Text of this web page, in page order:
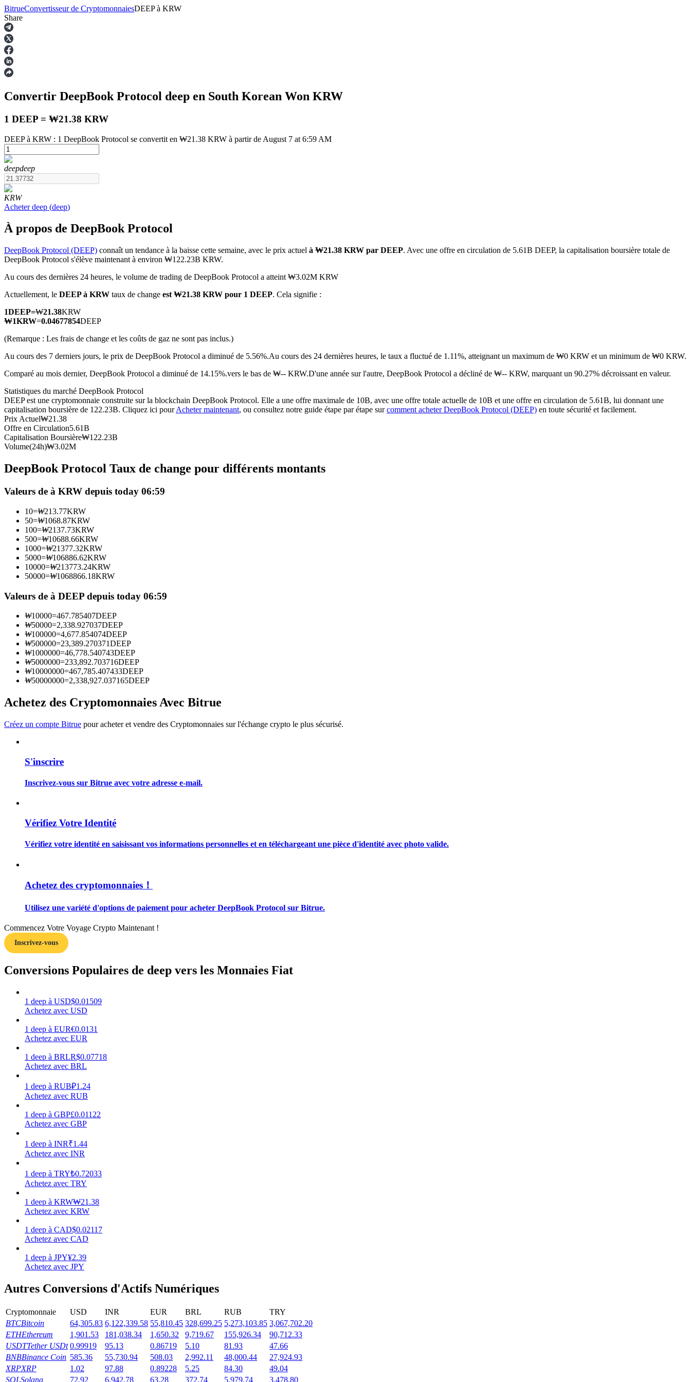
Contrats à terme
Futures USDT
Futures utilisant l'USDT comme garantie
Futures COIN-M
Contrats à terme sur crypto-monnaie
Futures utilisant l'USDC comme garantie
Copie de Trading
Rejoignez les meilleurs traders
Devenez un trader de copie
Information
Analyse de mégadonnées, y compris des informations commerciales, etc.
Guide
Stratégies de trading
Apprenez à rester rentable
Gagner
Gagnez quotidiennement des récompenses compétitives
BitrueConvertisseur de CryptomonnaiesDEEP à KRW
Share
Convertir DeepBook Protocol deep en South Korean Won KRW
1 DEEP = ₩21.38 KRW
DEEP à KRW : 1 DeepBook Protocol se convertit en ₩21.38 KRW à partir de August 7 at 6:59 AM
deepdeep
KRW
Acheter deep (deep)
À propos de DeepBook Protocol
DeepBook Protocol (DEEP) connaît un tendance à la baisse cette semaine, avec le prix actuel à ₩21.38 KRW par DEEP. Avec une offre en circulation de 5.61B DEEP, la capitalisation boursière totale de
DeepBook Protocol s'élève maintenant à environ ₩122.23B KRW.
Au cours des dernières 24 heures, le volume de trading de DeepBook Protocol a atteint ₩3.02M KRW
Actuellement, le DEEP à KRW taux de change est ₩21.38 KRW pour 1 DEEP. Cela signifie :
1DEEP=₩21.38KRW
₩1KRW=0.04677854DEEP
(Remarque : Les frais de change et les coûts de gaz ne sont pas inclus.)
Au cours des 7 derniers jours, le prix de DeepBook Protocol a diminué de 5.56%.Au cours des 24 dernières heures, le taux a fluctué de 1.11%, atteignant un maximum de ₩0 KRW et un minimum de ₩0 KRW.
Comparé au mois dernier, DeepBook Protocol a diminué de 14.15%.vers le bas de ₩-- KRW.D'une année sur l'autre, DeepBook Protocol a décliné de ₩-- KRW, marquant un 90.27% décroissant en valeur.
Statistiques du marché DeepBook Protocol
DEEP est une cryptomonnaie construite sur la blockchain DeepBook Protocol. Elle a une offre maximale de 10B, avec une offre totale actuelle de 10B et une offre en circulation de 5.61B, lui donnant une
capitalisation boursière de 122.23B. Cliquez ici pourAcheter maintenant, ou consultez notre guide étape par étape surcomment acheter DeepBook Protocol (DEEP) en toute sécurité et facilement.
Prix Actuel₩21.38
Offre en Circulation5.61B
Capitalisation Boursière₩122.23B
Volume(24h)₩3.02M
DeepBook Protocol Taux de change pour différents montants
Valeurs de à KRW depuis today 06:59
10=₩213.77KRW
50=₩1068.87KRW
100=₩2137.73KRW
500=₩10688.66KRW
1000=₩21377.32KRW
5000=₩106886.62KRW
10000=₩213773.24KRW
50000=₩1068866.18KRW
Valeurs de à DEEP depuis today 06:59
₩10000=467.785407DEEP
₩50000=2,338.927037DEEP
₩100000=4,677.854074DEEP
₩500000=23,389.270371DEEP
₩1000000=46,778.540743DEEP
₩5000000=233,892.703716DEEP
₩10000000=467,785.407433DEEP
₩50000000=2,338,927.037165DEEP
Achetez des Cryptomonnaies Avec Bitrue
Créez un compte Bitrue pour acheter et vendre des Cryptomonnaies sur l'échange crypto le plus sécurisé.
S'inscrire
Inscrivez-vous sur Bitrue avec votre adresse e-mail.
Vérifiez Votre Identité
Vérifiez votre identité en saisissant vos informations personnelles et en téléchargeant une pièce d'identité avec photo valide.
Achetez des cryptomonnaies！
Utilisez une variété d'options de paiement pour acheter DeepBook Protocol sur Bitrue.
Commencez Votre Voyage Crypto Maintenant !
Inscrivez-vous
Conversions Populaires de deep vers les Monnaies Fiat
1 deep à USD$0.01509
Achetez avec USD
1 deep à EUR€0.0131
Achetez avec EUR
1 deep à BRLR$0.07718
Achetez avec BRL
1 deep à RUB₽1.24
Achetez avec RUB
1 deep à GBP£0.01122
Achetez avec GBP
1 deep à INR₹1.44
Achetez avec INR
1 deep à TRY₺0.72033
Achetez avec TRY
1 deep à KRW₩21.38
Achetez avec KRW
1 deep à CAD$0.02117
Achetez avec CAD
1 deep à JPY¥2.39
Achetez avec JPY
Autres Conversions d'Actifs Numériques
Cryptomonnaie USD INR EUR BRL RUB
TRY
BTCBitcoin 64,305.83 6,122,339.58 55,810.45 328,699.25 5,273,103.85 3,067,702.20
ETHEthereum 1,901.53 181,038.34 1,650.32 9,719.67 155,926.34
90,712.33
USDTTether USDt 0.99919 95.13 0.86719 5.10 81.93
47.66
BNBBinance Coin 585.36 55,730.94 508.03 2,992.11 48,000.44
27,924.93
XRPXRP 1.02 97.88 0.89228 5.25 84.30
49.04
SOLSolana 72.92 6,942.78 63.28 372.74 5,979.74
3,478.80